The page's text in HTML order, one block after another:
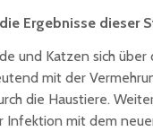
Ergebnisse dieser
und Katzen sich
mit der
die Haustiere.
Infektion mit dem